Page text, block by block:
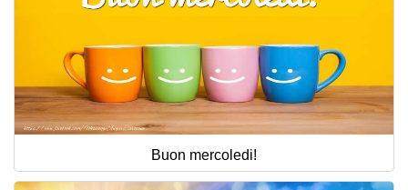
Buon mercoledi!